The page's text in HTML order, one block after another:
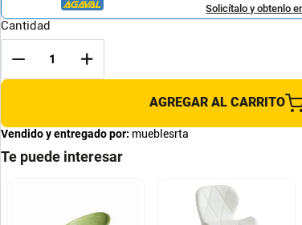
Solicítalo y obtenlo
Cantidad
AGREGAR AL CARRITO
Vendido y entregado por: mueblesrta
Te puede interesar